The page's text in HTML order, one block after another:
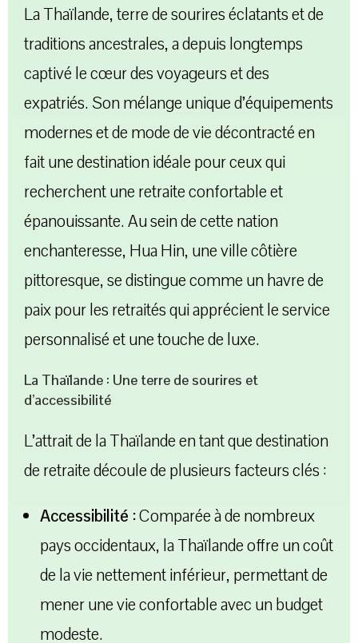
La Thaïlande, terre de sourires éclatants et de
traditions ancestrales, a depuis longtemps
captivé le cœur des voyageurs et des
expatriés. Son mélange unique d’équipements
modernes et de mode de vie décontracté en
fait une destination idéale pour ceux qui
recherchent une retraite confortable et
épanouissante. Au sein de cette nation
enchanteresse, Hua Hin, une ville côtière
pittoresque, se distingue comme un havre de
paix pour les retraités qui apprécient le service
personnalisé et une touche de luxe.
La Thaïlande : Une terre de sourires et
d’accessibilité
L’attrait de la Thaïlande en tant que destination
de retraite découle de plusieurs facteurs clés :
Accessibilité :Comparée à de nombreux
pays occidentaux, la Thaïlande offre un coût
de la vie nettement inférieur, permettant de
mener une vie confortable avec un budget
modeste.